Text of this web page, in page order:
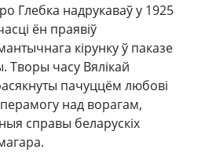
Глебка надрукаваў у 1925
ён праявіў
кірунку ў паказе
Творы часу Вялікай
пачуццём любові
над ворагам,
справы беларускіх